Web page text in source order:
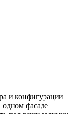
и конфигурации
одном фасаде